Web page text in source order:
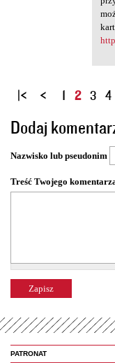
S
r
o
y
1 2 3 4
Dodaj
Nazwisko lub pseudonim
Treść Twojego
PATRONAT